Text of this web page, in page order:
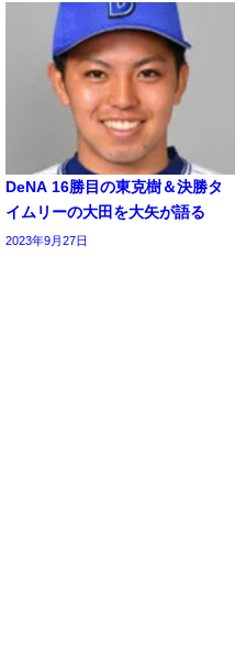
DeNA 16勝目の東克樹＆決勝タ
イムリーの大田を大矢が語る
2023年9月27日